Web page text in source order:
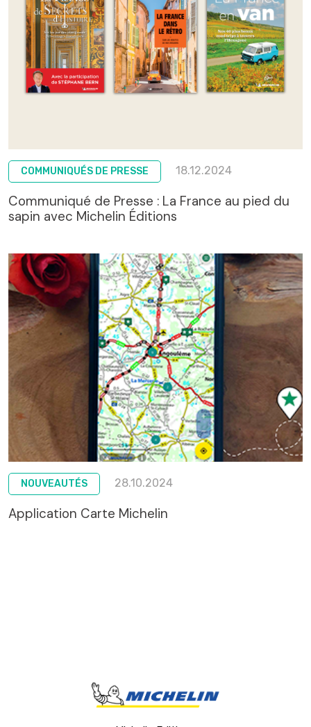
COMMUNIQUÉS DE PRESSE 18.12.2024
Communiqué de Presse : La France au pied du
sapin avec Michelin Éditions
NOUVEAUTÉS 28.10.2024
Application Carte Michelin